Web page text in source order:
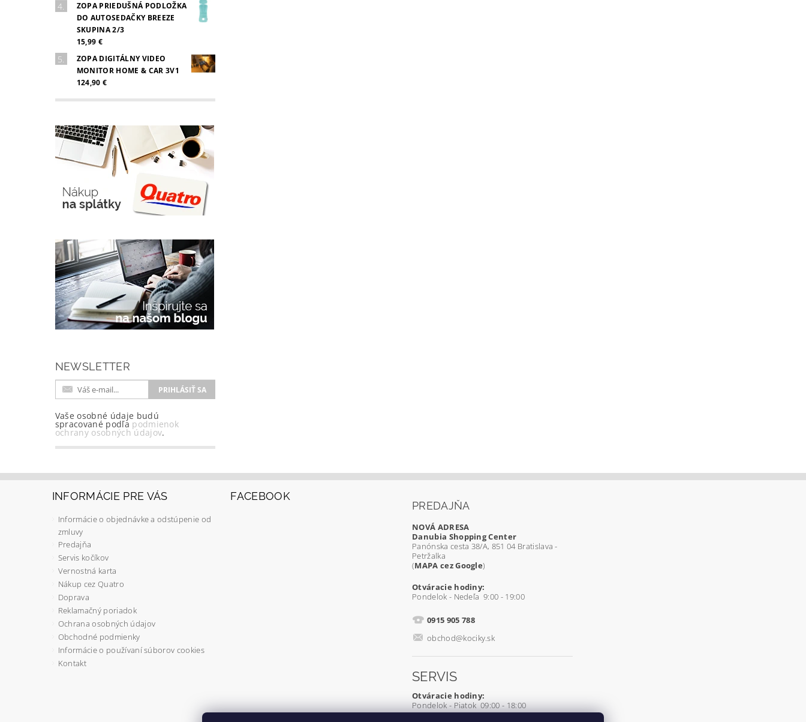
ZOPA PRIEDUŠNÁ PODLOŽKA
DO AUTOSEDAČKY BREEZE
SKUPINA 2/3
15,99 €
ZOPA DIGITÁLNY VIDEO
MONITOR HOME & CAR 3V1
124,90 €
NEWSLETTER
Vaše osobné údaje budú
spracované podľa podmienok
ochrany osobných údajov.
INFORMÁCIE PRE VÁS
Informácie o objednávke a odstúpenie od
zmluvy
Predajňa
Servis kočíkov
Vernostná karta
Nákup cez Quatro
Doprava
Reklamačný poriadok
Ochrana osobných údajov
Obchodné podmienky
Informácie o používaní súborov cookies
Kontakt
FACEBOOK
PREDAJŇA
NOVÁ ADRESA
Danubia Shopping Center
Panónska cesta 38/A, 851 04 Bratislava -
Petržalka
(MAPA cez Google)
Otváracie hodiny:
Pondelok - Nedeľa 9:00 - 19:00
0915 905 788
obchod@kociky.sk
SERVIS
Otváracie hodiny:
Pondelok - Piatok 09:00 - 18:00